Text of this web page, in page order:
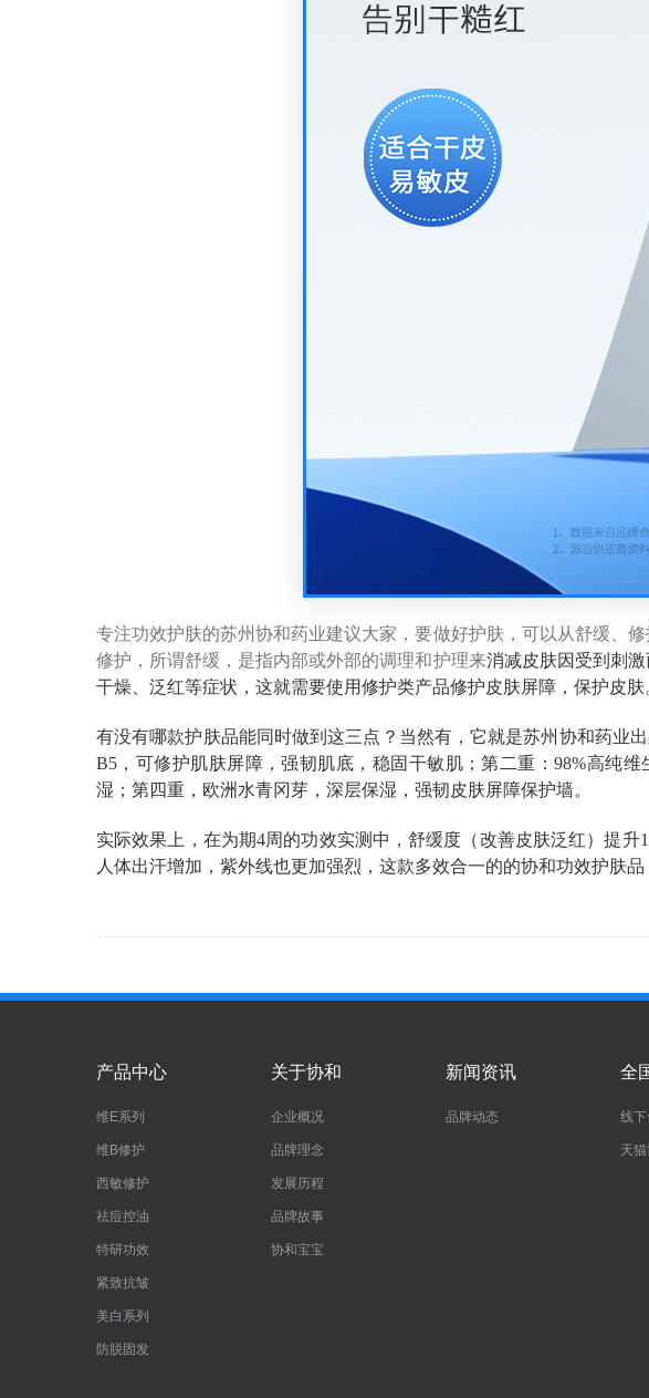
专注功效护肤的苏州协和药业建议大家，要做好护肤，可以从舒缓、
修护，所谓舒缓，是指内部或外部的调理和护理来消减皮肤因受到刺激
干燥、泛红等症状，这就需要使用修护类产品修护皮肤屏障，保护皮肤
有没有哪款护肤品能同时做到这三点？当然有，它就是苏州协和药业
B5，可修护肌肤屏障，强韧肌底，稳固干敏肌；第二重：98%高纯
湿；第四重，欧洲水青冈芽，深层保湿，强韧皮肤屏障保护墙。
实际效果上，在为期4周的功效实测中，舒缓度（改善皮肤泛红）提
人体出汗增加，紫外线也更加强烈，这款多效合一的的协和功效护肤品
产品中心
维E系列
维B修护
西敏修护
祛痘控油
特研功效
紧致抗皱
美白系列
防脱固发
关于协和
企业概况
品牌理念
发展历程
品牌故事
协和宝宝
新闻资讯
品牌动态
全
线下
天